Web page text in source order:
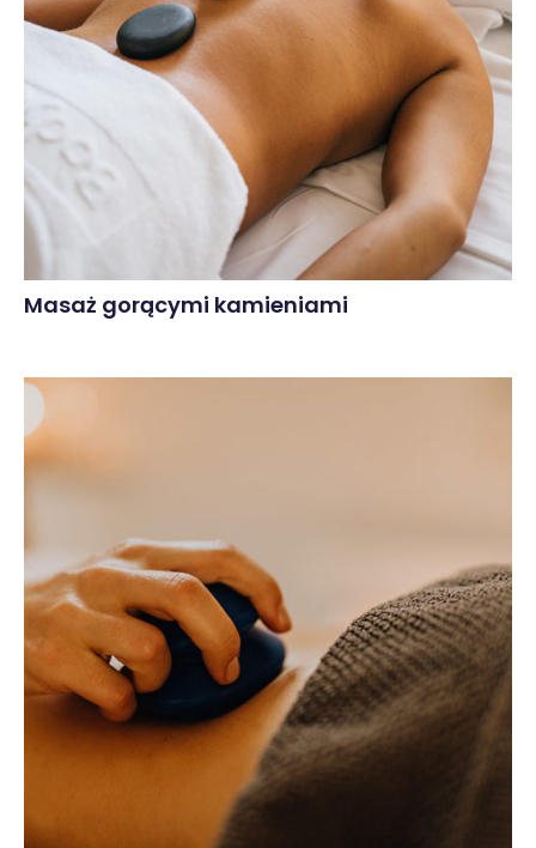
Masaż gorącymi kamieniami